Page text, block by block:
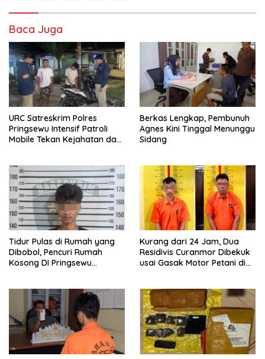
Baca Juga
URC Satreskrim Polres
Pringsewu Intensif Patroli
Mobile Tekan Kejahatan dan
Berkas Lengkap, Pembunuh
Agnes Kini Tinggal Menunggu
Sidang
Tidur Pulas di Rumah yang
Dibobol, Pencuri Rumah
Kosong DI Pringsewu
Kurang dari 24 Jam, Dua
Residivis Curanmor Dibekuk
usai Gasak Motor Petani di